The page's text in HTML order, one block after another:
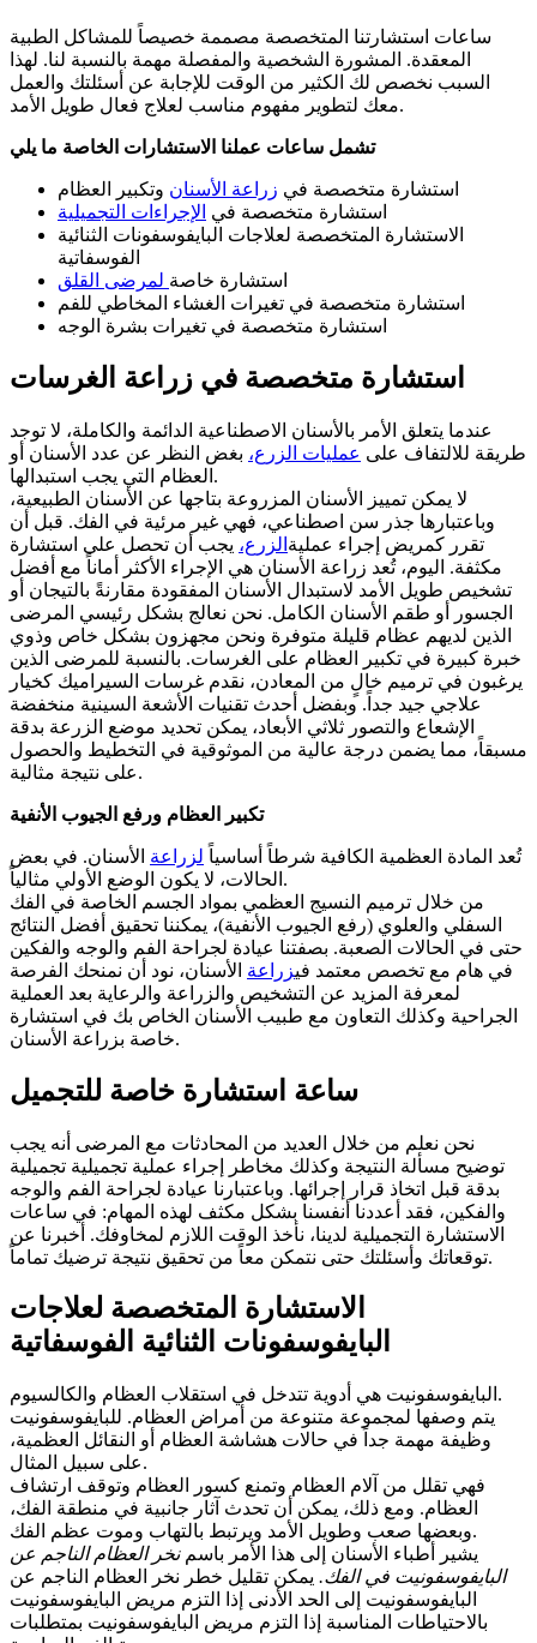
ساعات استشارتنا المتخصصة مصممة خصيصاً للمشاكل الطبية
المعقدة. المشورة الشخصية والمفصلة مهمة بالنسبة لنا. لهذا
السبب نخصص لك الكثير من الوقت للإجابة عن أسئلتك والعمل
معك لتطوير مفهوم مناسب لعلاج فعال طويل الأمد.
تشمل ساعات عملنا الاستشارات الخاصة ما يلي
استشارة متخصصة في زراعة الأسنان وتكبير العظام
استشارة متخصصة في الإجراءات التجميلية
الاستشارة المتخصصة لعلاجات البايفوسفونات الثنائية
الفوسفاتية
استشارة خاصة لمرضى القلق
استشارة متخصصة في تغيرات الغشاء المخاطي للفم
استشارة متخصصة في تغيرات بشرة الوجه
استشارة متخصصة في زراعة الغرسات
عندما يتعلق الأمر بالأسنان الاصطناعية الدائمة والكاملة، لا توجد
طريقة للالتفاف على عمليات الزرع، بغض النظر عن عدد الأسنان أو
العظام التي يجب استبدالها.
لا يمكن تمييز الأسنان المزروعة بتاجها عن الأسنان الطبيعية،
وباعتبارها جذر سن اصطناعي، فهي غير مرئية في الفك. قبل أن
تقرر كمريض إجراء عملية الزرع، يجب أن تحصل على استشارة
مكثفة. اليوم، تُعد زراعة الأسنان هي الإجراء الأكثر أماناً مع أفضل
تشخيص طويل الأمد لاستبدال الأسنان المفقودة مقارنةً بالتيجان أو
الجسور أو طقم الأسنان الكامل. نحن نعالج بشكل رئيسي المرضى
الذين لديهم عظام قليلة متوفرة ونحن مجهزون بشكل خاص وذوي
خبرة كبيرة في تكبير العظام على الغرسات. بالنسبة للمرضى الذين
يرغبون في ترميم خالٍ من المعادن، نقدم غرسات السيراميك كخيار
علاجي جيد جداً. وبفضل أحدث تقنيات الأشعة السينية منخفضة
الإشعاع والتصور ثلاثي الأبعاد، يمكن تحديد موضع الزرعة بدقة
مسبقاً، مما يضمن درجة عالية من الموثوقية في التخطيط والحصول
على نتيجة مثالية.
تكبير العظام ورفع الجيوب الأنفية
تُعد المادة العظمية الكافية شرطاً أساسياً لزراعة الأسنان. في بعض
الحالات، لا يكون الوضع الأولي مثالياً.
من خلال ترميم النسيج العظمي بمواد الجسم الخاصة في الفك
السفلي والعلوي (رفع الجيوب الأنفية)، يمكننا تحقيق أفضل النتائج
حتى في الحالات الصعبة. بصفتنا عيادة لجراحة الفم والوجه والفكين
في هام مع تخصص معتمد فيزراعة الأسنان، نود أن نمنحك الفرصة
لمعرفة المزيد عن التشخيص والزراعة والرعاية بعد العملية
الجراحية وكذلك التعاون مع طبيب الأسنان الخاص بك في استشارة
خاصة بزراعة الأسنان.
ساعة استشارة خاصة للتجميل
نحن نعلم من خلال العديد من المحادثات مع المرضى أنه يجب
توضيح مسألة النتيجة وكذلك مخاطر إجراء عملية تجميلية تجميلية
بدقة قبل اتخاذ قرار إجرائها. وباعتبارنا عيادة لجراحة الفم والوجه
والفكين، فقد أعددنا أنفسنا بشكل مكثف لهذه المهام: في ساعات
الاستشارة التجميلية لدينا، نأخذ الوقت اللازم لمخاوفك. أخبرنا عن
توقعاتك وأسئلتك حتى نتمكن معاً من تحقيق نتيجة ترضيك تماماً.
الاستشارة المتخصصة لعلاجات
البايفوسفونات الثنائية الفوسفاتية
البايفوسفونيت هي أدوية تتدخل في استقلاب العظام والكالسيوم.
يتم وصفها لمجموعة متنوعة من أمراض العظام. للبايفوسفونيت
وظيفة مهمة جداً في حالات هشاشة العظام أو النقائل العظمية،
على سبيل المثال.
فهي تقلل من آلام العظام وتمنع كسور العظام وتوقف ارتشاف
العظام. ومع ذلك، يمكن أن تحدث آثار جانبية في منطقة الفك،
وبعضها صعب وطويل الأمد ويرتبط بالتهاب وموت عظم الفك.
يشير أطباء الأسنان إلى هذا الأمر باسمنخر العظام الناجم عن
البايفوسفونيت في الفك. يمكن تقليل خطر نخر العظام الناجم عن
البايفوسفونيت إلى الحد الأدنى إذا التزم مريض البايفوسفونيت
بالاحتياطات المناسبة إذا التزم مريض البايفوسفونيت بمتطلبات